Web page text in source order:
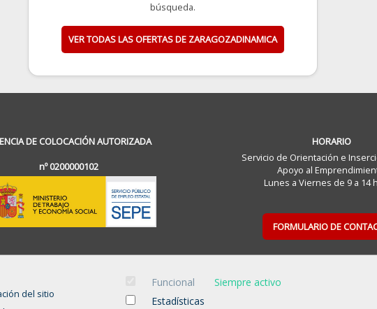
búsqueda.
VER TODAS LAS OFERTAS DE ZARAGOZADINAMICA
DE COLOCACIÓN AUTORIZADA
nº 0200000102
HORARIO
Servicio de Orientación e
Apoyo al
Lunes a Viernes de 9 a 14
FORMULARIO DE
del sitio
Funcional
Siempre activo
Estadísticas